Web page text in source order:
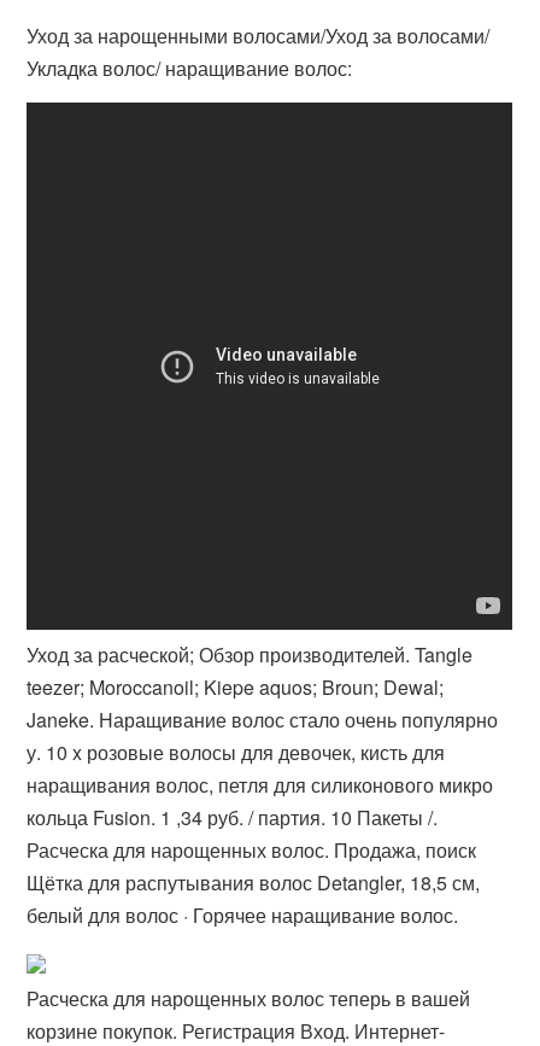
Уход за нарощенными волосами/Уход за волосами/
Укладка волос/ наращивание волос:
Уход за расческой; Обзор производителей. Tangle
teezer; Moroccanoil; Kiepe aquos; Broun; Dewal;
Janeke. Наращивание волос стало очень популярно
у. 10 x розовые волосы для девочек, кисть для
наращивания волос, петля для силиконового микро
кольца Fusion. 1 ,34 руб. / партия. 10 Пакеты /.
Расческа для нарощенных волос. Продажа, поиск
Щётка для распутывания волос Detangler, 18,5 см,
белый для волос · Горячее наращивание волос.
Расческа для нарощенных волос теперь в вашей
корзине покупок. Регистрация Вход. Интернет-